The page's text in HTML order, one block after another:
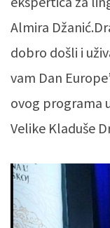
Almira
dobro došli i
vam Dan
ovog programa
Velike Kladuše